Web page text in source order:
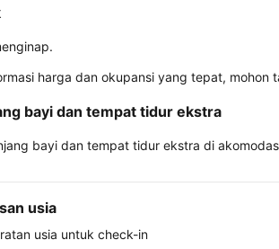
harga dan okupansi yang tepat,
bayi dan tempat tidur ekstra
bayi dan tempat tidur ekstra di
usia
usia untuk check-in